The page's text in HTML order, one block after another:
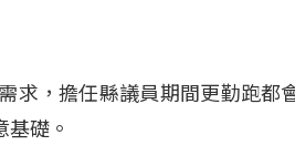
求，擔任縣議員期間更勤跑都
礎。